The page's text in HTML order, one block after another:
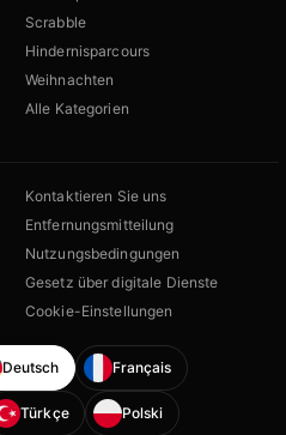
Scrabble
Hindernisparcours
Weihnachten
Alle Kategorien
Kontaktieren Sie uns
Entfernungsmitteilung
Nutzungsbedingungen
Gesetz über digitale Dienste
Cookie-Einstellungen
Deutsch Français
Türkçe Polski